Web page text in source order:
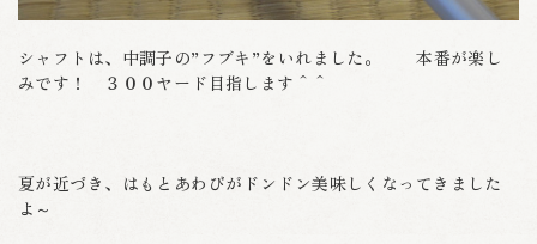
シャフトは、中調子の”フブキ”をいれました。 本番が楽し
みです！ ３００ヤード目指します＾＾
夏が近づき、はもとあわびがドンドン美味しくなってきました
よ～